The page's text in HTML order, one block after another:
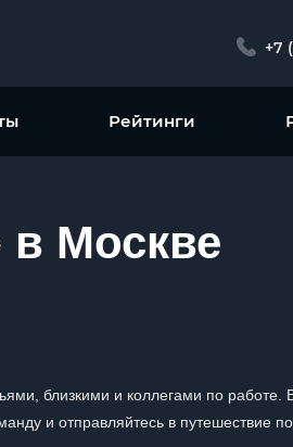
+7
Рейтинги
в Москве
близкими и коллегами по
и отправляйтесь в путешествие